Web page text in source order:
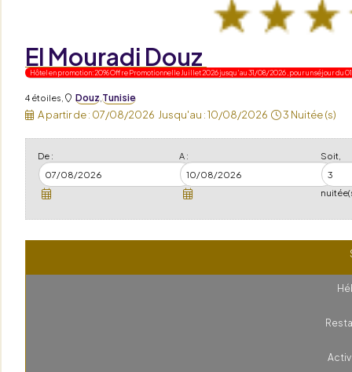
El Mouradi Douz
Hôtel en promotion: 20% Offre Promotionnelle Juillet 2026 jusqu'au 31/08/2026 , pour un séjour du
4 étoiles Douz Tunisie
A partir de : 07/08/2026 Jusqu'au :10/08/2026 3 Nuitée (s)
De : A : Soit,